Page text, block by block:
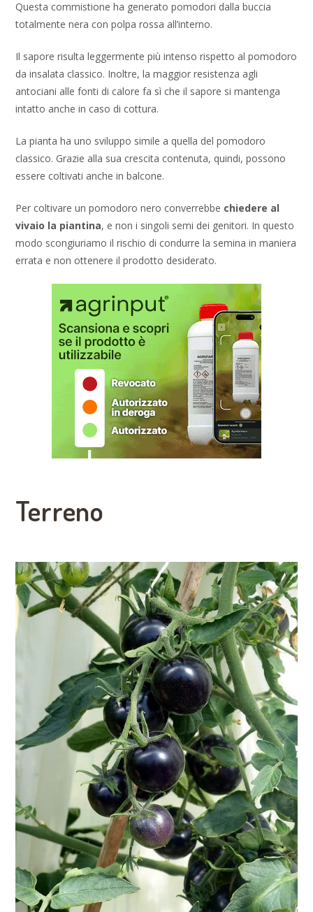
Questa commistione ha generato pomodori dalla buccia
totalmente nera con polpa rossa all’interno.
Il sapore risulta leggermente più intenso rispetto al pomodoro
da insalata classico. Inoltre, la maggior resistenza agli
antociani alle fonti di calore fa sì che il sapore si mantenga
intatto anche in caso di cottura.
La pianta ha uno sviluppo simile a quella del pomodoro
classico. Grazie alla sua crescita contenuta, quindi, possono
essere coltivati anche in balcone.
Per coltivare un pomodoro nero converrebbe chiedere al
vivaio la piantina, e non i singoli semi dei genitori. In questo
modo scongiuriamo il rischio di condurre la semina in maniera
errata e non ottenere il prodotto desiderato.
Terreno